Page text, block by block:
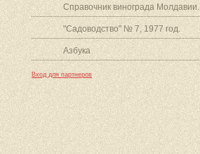
Справочник винограда Молдавии.
"Садоводство" № 7, 1977 год.
Азбука
Вход для партнеров